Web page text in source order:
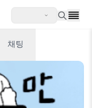
채팅